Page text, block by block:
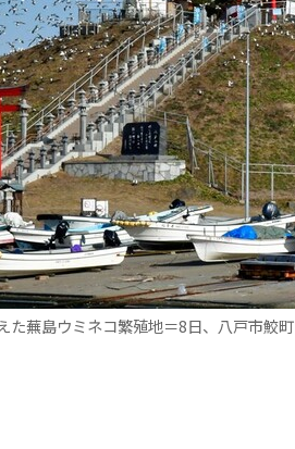
た蕪島ウミネコ繁殖地＝8日、八戸市鮫町